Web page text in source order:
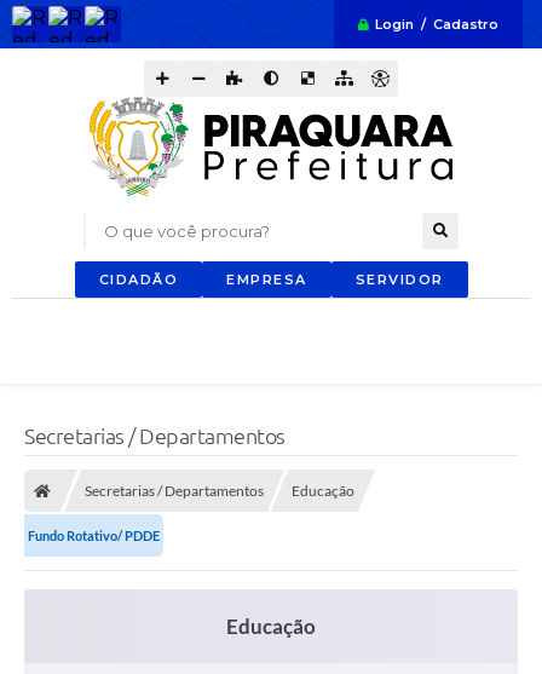
Login / Cadastro
O que você procura?
CIDADÃO EMPRESA SERVIDOR
Secretarias / Departamentos
Secretarias / Departamentos Educação
Fundo Rotativo/ PDDE
Educação